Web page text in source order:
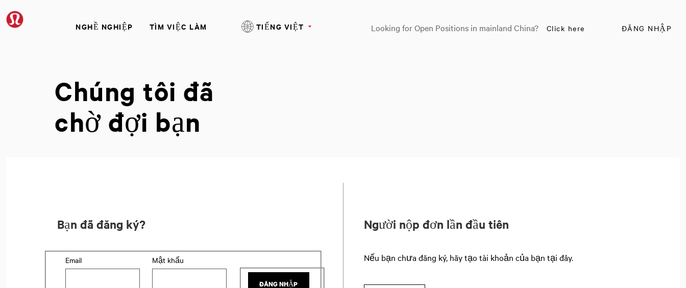
NGHỀ NGHIỆP TÌM VIỆC LÀM ĐĂNG NHẬP
TIẾNG VIỆT Looking for Open Positions in mainland China? Click here
Chúng tôi đã
chờ đợi bạn
Bạn đã đăng ký?
Login: user and password
Email Mật khẩu
ĐĂNG NHẬP
Người nộp đơn lần đầu tiên
Nếu bạn chưa đăng ký, hãy tạo tài khoản của bạn tại đây.